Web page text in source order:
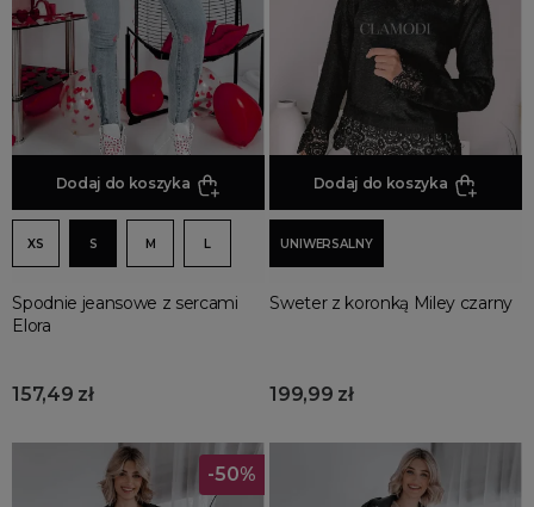
Promocja
Wyprzedaż
Summer sale
Bon podarunkowy
BACK TO SCHOOL
PREZENTY
ŚWIĘTA
PARTY
Najnowsze produkty
Spring sale
Złote produkty
Wiosenne Uroczystości
Dodaj do koszyka
XS S M L
Spodnie jeansowe z sercami
Elora
157,49 zł
Dodaj do koszyka
UNIWERSALNY
Sweter z koronką Miley czarny
199,99 zł
-50%